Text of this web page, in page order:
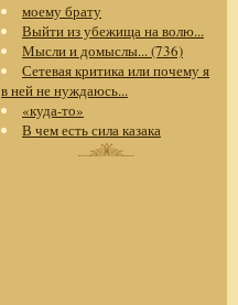
моему брату
Выйти из убежища на волю...
Мысли и домыслы... (736)
Сетевая критика или почему я
в ней не нуждаюсь...
«куда-то»
В чем есть сила казака